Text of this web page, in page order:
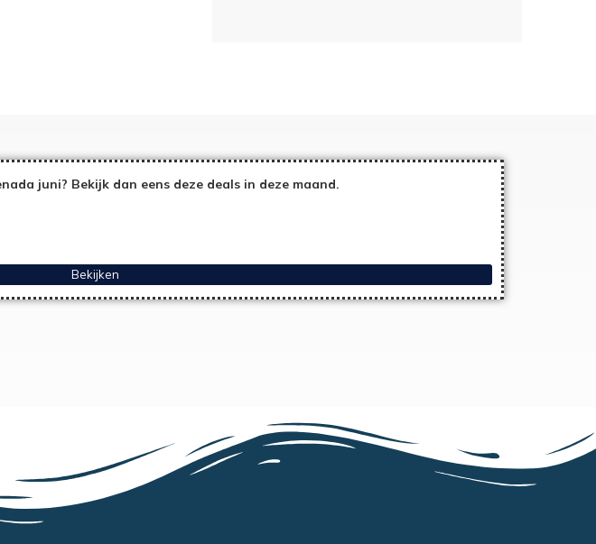
juni? Bekijk dan eens deze deals in deze maand.
Bekijken